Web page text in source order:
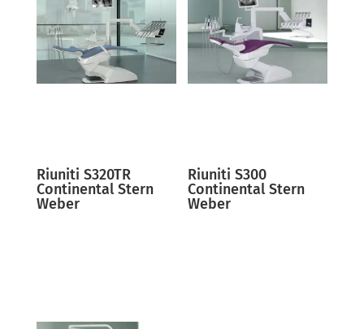
Riuniti S320TR
Continental Stern
Weber
Riuniti S300
Continental Stern
Weber